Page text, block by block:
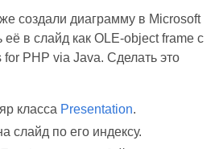
создали диаграмму в Microsoft
её в слайд как OLE‑object frame с
PHP via Java. Сделать это
класса Presentation.
слайд по его индексу.